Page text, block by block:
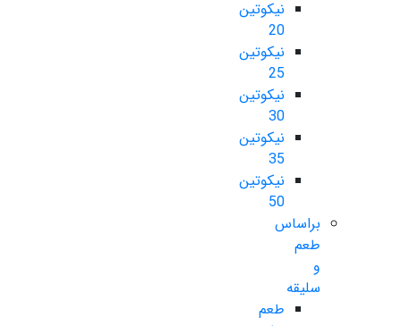
نیکوتین
20
نیکوتین
25
نیکوتین
30
نیکوتین
35
نیکوتین
50
براساس
طعم
و
سلیقه
طعم